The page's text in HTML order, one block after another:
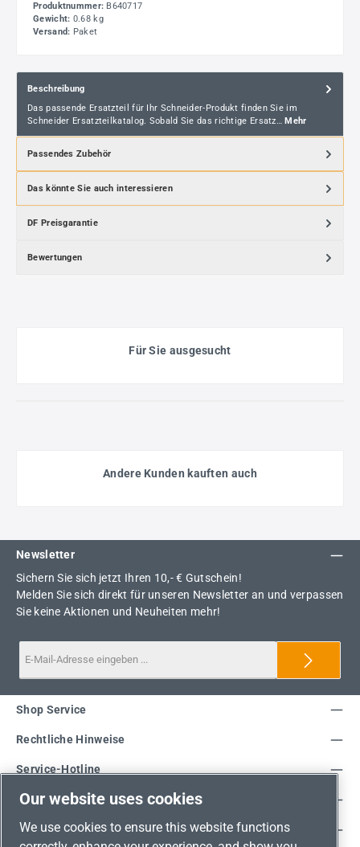
Produktnummer: B640717
Gewicht: 0.68 kg
Versand: Paket
Beschreibung
Das passende Ersatzteil für Ihr Schneider-Produkt finden Sie im
Schneider Ersatzteilkatalog. Sobald Sie das richtige Ersatz… Mehr
Passendes Zubehör
Das könnte Sie auch interessieren
DF Preisgarantie
Bewertungen
Für Sie ausgesucht
Andere Kunden kauften auch
Newsletter
Sichern Sie sich jetzt Ihren 10,- € Gutschein!
Melden Sie sich direkt für unseren Newsletter an und verpassen
Sie keine Aktionen und Neuheiten mehr!
Service-Hotline
Shop Service
Rechtliche Hinweise
Unsere Vorteile
Versandarten
Our website uses cookies
We use cookies to ensure this website functions